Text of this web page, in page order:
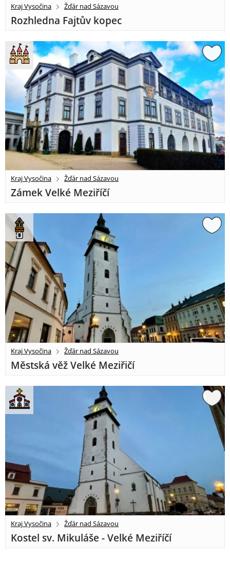
Kraj Vysočina Žďár nad Sázavou
Rozhledna Fajtův kopec
Kraj Vysočina Žďár nad Sázavou
Zámek Velké Meziříčí
Kraj Vysočina Žďár nad Sázavou
Městská věž Velké Meziřičí
Kraj Vysočina Žďár nad Sázavou
Kostel sv. Mikuláše - Velké Meziříčí